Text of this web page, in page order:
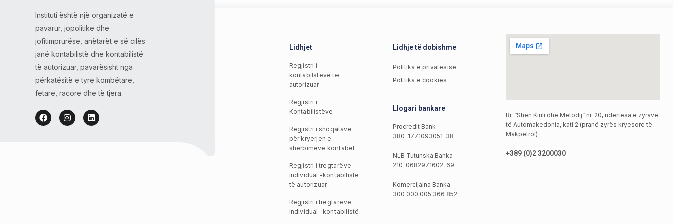
Instituti është një organizatë e
pavarur, jopolitike dhe
jofitimprurëse, anëtarët e së cilës
janë kontabilistë dhe kontabilistë
të autorizuar, pavarësisht nga
përkatësitë e tyre kombëtare,
fetare, racore dhe të tjera.
Lidhjet
Regjistri i
kontabilstëve të
autorizuar
Regjistri i
Kontabilistëve
Regjistri i shoqatave
për kryerjen e
shërbimeve kontabël
Regjistri i tregtarëve
individual -kontabilistë
të autorizuar
Regjistri i tregtarëve
individual -kontabilistë
Lidhje të dobishme
Politika e privatësisë
Politika e cookies
Llogari bankare
Procredit Bank
380-1771093051-38
NLB Tutunska Banka
210-0682971602-69
Komercijalna Banka
300 000 005 366 852
Rr. “Shën Kirili dhe Metodij” nr. 20, ndërtesa e zyrave
të Automakedonia, kati 2 (pranë zyrës kryesore të
Makpetrol)
+389 (0)2 3200030